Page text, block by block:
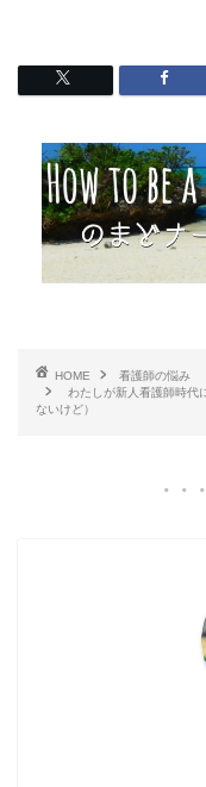
HOME
看護師の悩み
わたしが新人看護師時代
ないけど）